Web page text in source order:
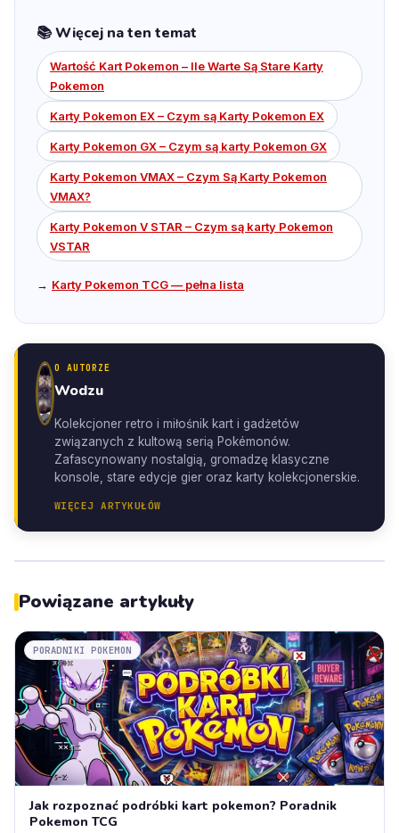
📚 Więcej na ten temat
Wartość Kart Pokemon – Ile Warte Są Stare Karty
Pokemon
Karty Pokemon EX – Czym są Karty Pokemon EX
Karty Pokemon GX – Czym są karty Pokemon GX
Karty Pokemon VMAX – Czym Są Karty Pokemon
VMAX?
Karty Pokemon V STAR – Czym są karty Pokemon
VSTAR
→ Karty Pokemon TCG — pełna lista
O AUTORZE
Wodzu
Kolekcjoner retro i miłośnik kart i gadżetów
związanych z kultową serią Pokémonów.
Zafascynowany nostalgią, gromadzę klasyczne
konsole, stare edycje gier oraz karty kolekcjonerskie.
WIĘCEJ ARTYKUŁÓW
Powiązane artykuły
PORADNIKI POKEMON
Jak rozpoznać podróbki kart pokemon? Poradnik
Pokemon TCG